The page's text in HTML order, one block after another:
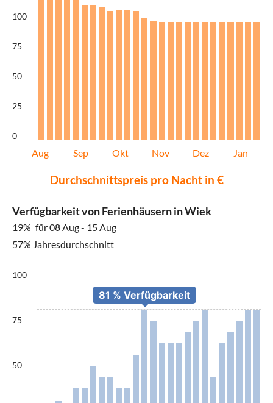
100
75
50
25
0
Aug Sep Okt Nov Dez Jan
Durchschnittspreis pro Nacht in €
Verfügbarkeit von Ferienhäusern in Wiek
19% für 08 Aug - 15 Aug
57% Jahresdurchschnitt
100
75
50